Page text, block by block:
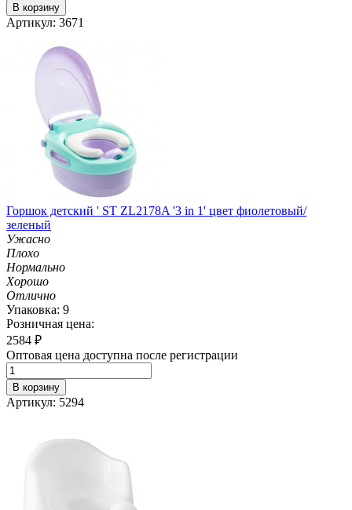
В корзину
Артикул: 3671
Горшок детский ' ST ZL2178A '3 in 1' цвет фиолетовый/
зеленый
Ужасно
Плохо
Нормально
Хорошо
Отлично
Упаковка: 9
Розничная цена:
2584 ₽
Оптовая цена доступна после регистрации
В корзину
Артикул: 5294